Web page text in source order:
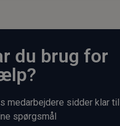
450
du brug for
medarbejdere sidder klar
spørgsmål